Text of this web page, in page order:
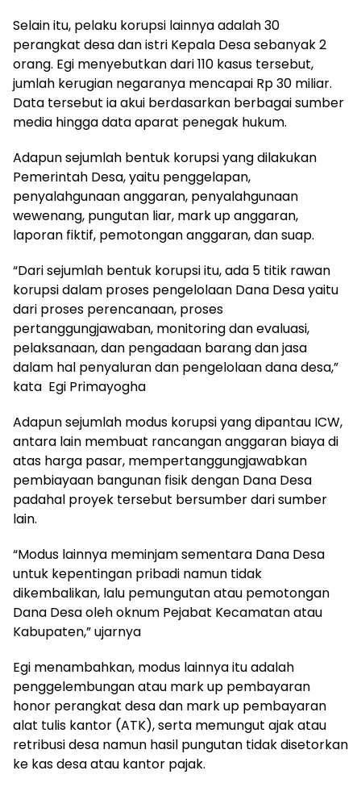
Selain itu, pelaku korupsi lainnya adalah 30
perangkat desa dan istri Kepala Desa sebanyak 2
orang. Egi menyebutkan dari 110 kasus tersebut,
jumlah kerugian negaranya mencapai Rp 30 miliar.
Data tersebut ia akui berdasarkan berbagai sumber
media hingga data aparat penegak hukum.
Adapun sejumlah bentuk korupsi yang dilakukan
Pemerintah Desa, yaitu penggelapan,
penyalahgunaan anggaran, penyalahgunaan
wewenang, pungutan liar, mark up anggaran,
laporan fiktif, pemotongan anggaran, dan suap.
“Dari sejumlah bentuk korupsi itu, ada 5 titik rawan
korupsi dalam proses pengelolaan Dana Desa yaitu
dari proses perencanaan, proses
pertanggungjawaban, monitoring dan evaluasi,
pelaksanaan, dan pengadaan barang dan jasa
dalam hal penyaluran dan pengelolaan dana desa,”
kata Egi Primayogha
Adapun sejumlah modus korupsi yang dipantau ICW,
antara lain membuat rancangan anggaran biaya di
atas harga pasar, mempertanggungjawabkan
pembiayaan bangunan fisik dengan Dana Desa
padahal proyek tersebut bersumber dari sumber
lain.
“Modus lainnya meminjam sementara Dana Desa
untuk kepentingan pribadi namun tidak
dikembalikan, lalu pemungutan atau pemotongan
Dana Desa oleh oknum Pejabat Kecamatan atau
Kabupaten,” ujarnya
Egi menambahkan, modus lainnya itu adalah
penggelembungan atau mark up pembayaran
honor perangkat desa dan mark up pembayaran
alat tulis kantor (ATK), serta memungut ajak atau
retribusi desa namun hasil pungutan tidak disetorkan
ke kas desa atau kantor pajak.